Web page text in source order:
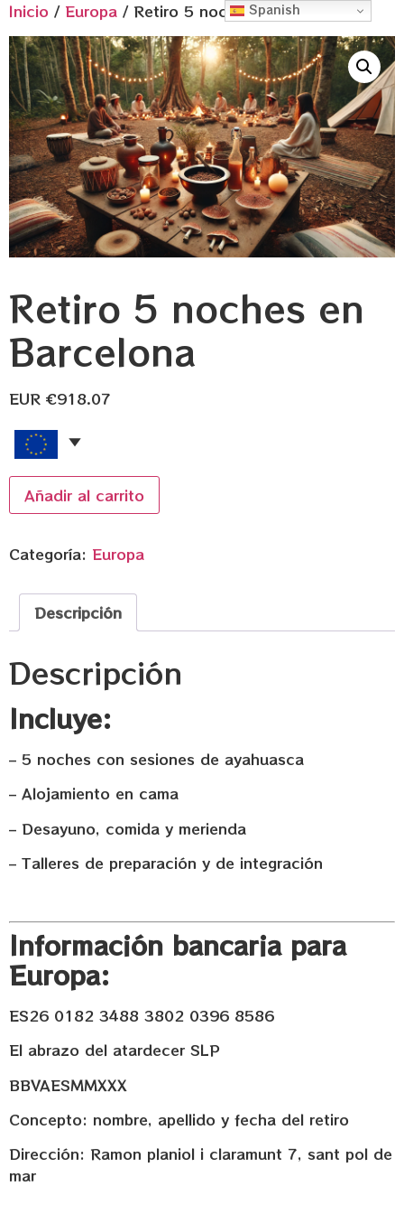
Inicio / Europa / Retiro 5 noches en Barcelona
Retiro 5 noches en
Barcelona
EUR €918.07
Añadir al carrito
Categoría: Europa
Descripción
Descripción
Incluye:
– 5 noches con sesiones de ayahuasca
– Alojamiento en cama
– Desayuno, comida y merienda
– Talleres de preparación y de integración
Información bancaria para
Europa:
ES26 0182 3488 3802 0396 8586
El abrazo del atardecer SLP
BBVAESMMXXX
Concepto: nombre, apellido y fecha del retiro
Dirección: Ramon planiol i claramunt 7, sant pol de
mar
Spanish